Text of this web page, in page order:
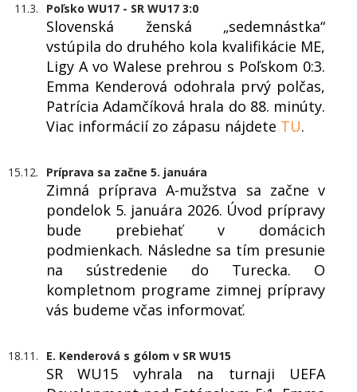
11.3. Poľsko WU17 - SR WU17 3:0
Slovenská ženská „sedemnástka“
vstúpila do druhého kola kvalifikácie ME,
Ligy A vo Walese prehrou s Poľskom 0:3.
Emma Kenderová odohrala prvý polčas,
Patrícia Adamčíková hrala do 88. minúty.
Viac informácií zo zápasu nájdete TU.
15.12. Príprava sa začne 5. januára
Zimná príprava A-mužstva sa začne v
pondelok 5. januára 2026. Úvod prípravy
bude prebiehať v domácich
podmienkach. Následne sa tím presunie
na sústredenie do Turecka. O
kompletnom programe zimnej prípravy
vás budeme včas informovať.
18.11. E. Kenderová s gólom v SR WU15
SR WU15 vyhrala na turnaji UEFA